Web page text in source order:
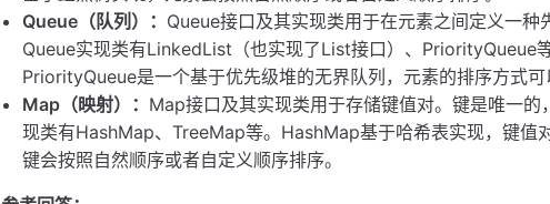
Queue（队列）： Queue接口及其实现类用于在元素之间定义一种
Queue实现类有LinkedList（也实现了List接口）、PriorityQueue
PriorityQueue是一个基于优先级堆的无界队列，元素的排序方式可
Map（映射）： Map接口及其实现类用于存储键值对。键是唯一
现类有HashMap、TreeMap等。HashMap基于哈希表实现，键值
键会按照自然顺序或者自定义顺序排序。